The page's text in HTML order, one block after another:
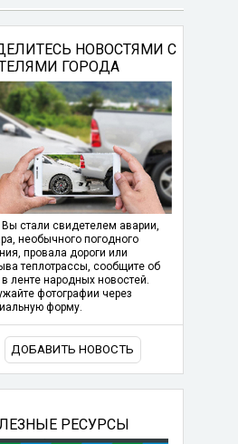
НОВОСТЯМИ С
ГОРОДА
Вы стали свидетелем аварии,
необычного погодного
провала дороги или
теплотрассы, сообщите об
ленте народных новостей.
фотографии через
форму.
ДОБАВИТЬ НОВОСТЬ
РЕСУРСЫ